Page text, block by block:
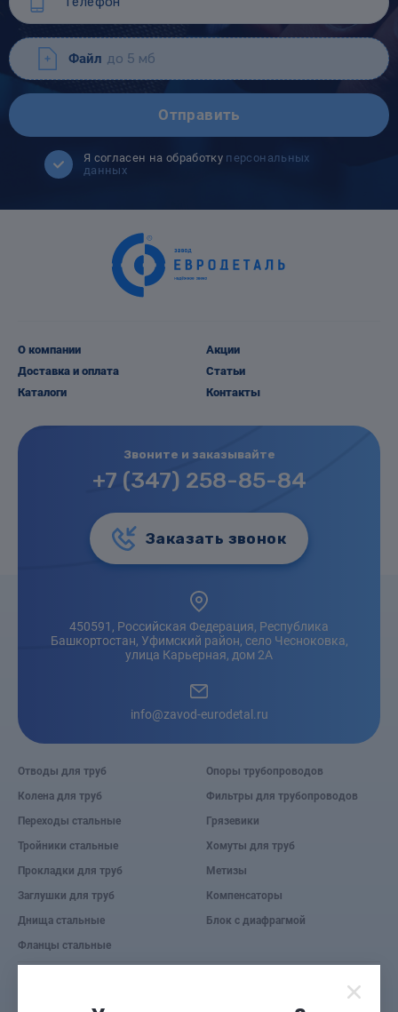
Файл до 5 мб
Отправить
Я согласен на обработку персональных
данных
О компании
Доставка и оплата
Каталоги
Акции
Статьи
Контакты
Звоните и заказывайте
+7 (347) 258-85-84
Заказать звонок
450591, Российская Федерация, Республика
Башкортостан, Уфимский район, село Чесноковка,
улица Карьерная, дом 2А
info@zavod-eurodetal.ru
Отводы для труб
Колена для труб
Переходы стальные
Тройники стальные
Прокладки для труб
Заглушки для труб
Днища стальные
Фланцы стальные
Опоры трубопроводов
Фильтры для трубопроводов
Грязевики
Хомуты для труб
Метизы
Компенсаторы
Блок с диафрагмой